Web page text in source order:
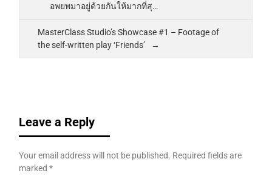
อพยพมาอยู่ด้วยกันให้มากที่สุ…
MasterClass Studio’s Showcase #1 – Footage of
the self-written play ‘Friends’
Leave a Reply
Your email address will not be published. Required fields are
marked*